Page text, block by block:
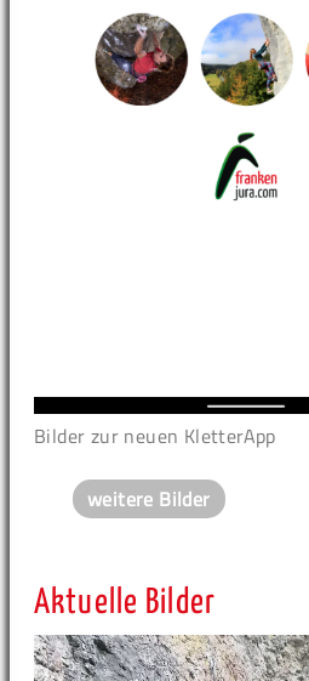
Bilder zur neuen KletterApp
weitere Bilder
Aktuelle Bilder